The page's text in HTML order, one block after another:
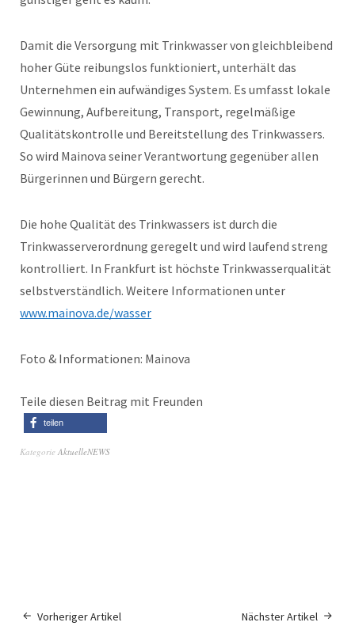
Damit die Versorgung mit Trinkwasser von gleichbleibend
hoher Güte reibungslos funktioniert, unterhält das
Unternehmen ein aufwändiges System. Es umfasst lokale
Gewinnung, Aufbereitung, Transport, regelmäßige
Qualitätskontrolle und Bereitstellung des Trinkwassers.
So wird Mainova seiner Verantwortung gegenüber allen
Bürgerinnen und Bürgern gerecht.
Die hohe Qualität des Trinkwassers ist durch die
Trinkwasserverordnung geregelt und wird laufend streng
kontrolliert. In Frankfurt ist höchste Trinkwasserqualität
selbstverständlich. Weitere Informationen unter
www.mainova.de/wasser
Foto & Informationen: Mainova
Teile diesen Beitrag mit Freunden
teilen
Kategorie AktuelleNEWS
Vorheriger Artikel Nächster Artikel